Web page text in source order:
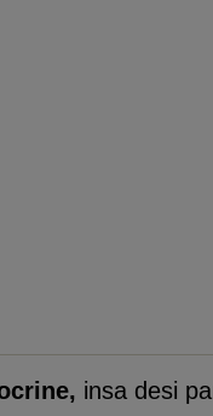
insa desi